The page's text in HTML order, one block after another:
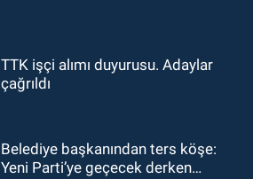
TTK işçi alımı duyurusu. Adaylar
çağrıldı
Belediye başkanından ters köşe:
Yeni Parti’ye geçecek derken…